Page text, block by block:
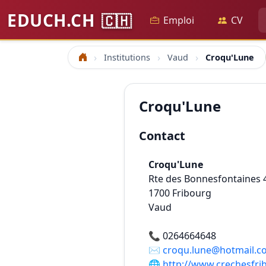
EDUCH.CH 🇨🇭 Emploi CV
Accueil Institutions Vaud Croqu'Lune
Croqu'Lune
Contact
Croqu'Lune
Rte des Bonnesfontaines
1700 Fribourg
Vaud
📞 0264664648
✉️